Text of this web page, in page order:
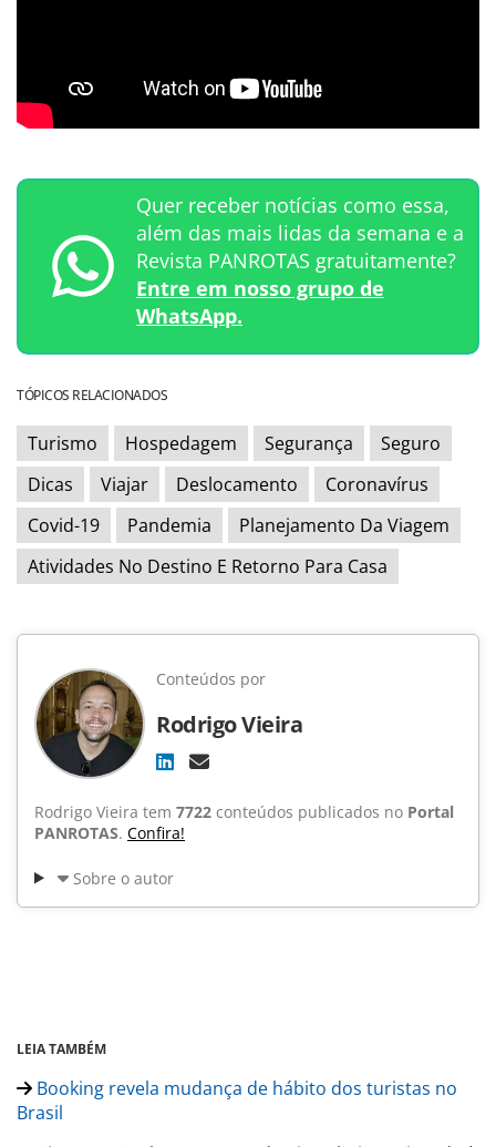
Quer receber notícias como essa,
além das mais lidas da semana e a
Revista PANROTAS gratuitamente?
Entre em nosso grupo de
WhatsApp.
TÓPICOS RELACIONADOS
Turismo Hospedagem Segurança
Seguro
Dicas
Viajar Deslocamento
Coronavírus
Covid-19
Pandemia
Planejamento Da Viagem
Atividades No Destino E Retorno Para Casa
Conteúdos por
Rodrigo Vieira
Rodrigo Vieira tem 7722 conteúdos publicados no Portal
PANROTAS. Confira!
Sobre o autor
LEIA TAMBÉM
Booking revela mudança de hábito dos turistas no
Brasil